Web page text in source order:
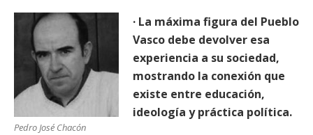
Pedro José Chacón
· La máxima figura del Pueblo
Vasco debe devolver esa
experiencia a su sociedad,
mostrando la conexión que
existe entre educación,
ideología y práctica política.